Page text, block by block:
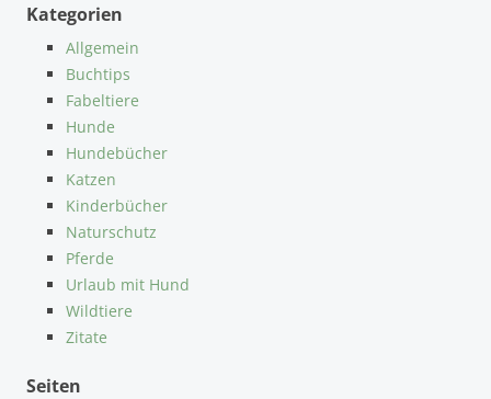
Kategorien
Allgemein
Buchtips
Fabeltiere
Hunde
Hundebücher
Katzen
Kinderbücher
Naturschutz
Pferde
Urlaub mit Hund
Wildtiere
Zitate
Seiten